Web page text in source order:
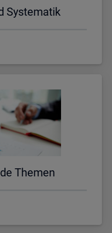
Sys­te­ma­tik
The­men